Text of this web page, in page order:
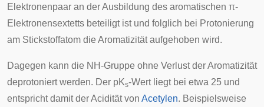
Elektronenpaar an der Ausbildung des aromatischen π-
Elektronensextetts beteiligt ist und folglich bei Protonierung
am Stickstoffatom die Aromatizität aufgehoben wird.
Dagegen kann die NH-Gruppe ohne Verlust der Aromatizität
deprotoniert werden. Der pKs-Wert liegt bei etwa 25 und
entspricht damit der Acidität von Acetylen. Beispielsweise